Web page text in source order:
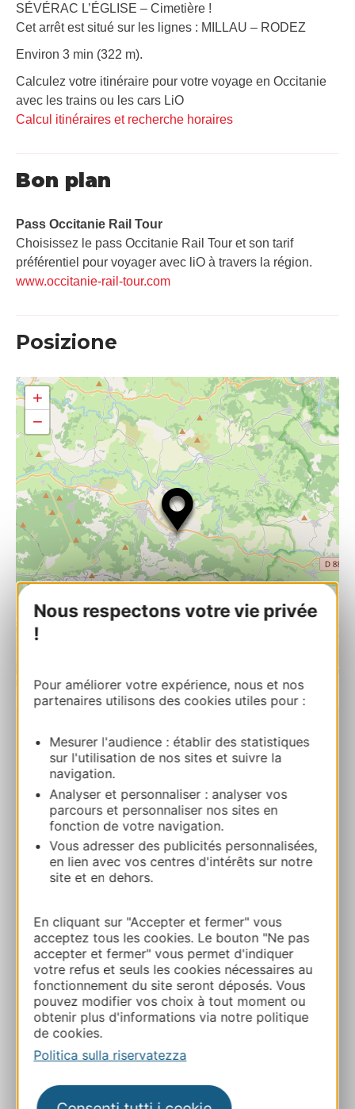
Nous respectons votre vie privée
!
Pour améliorer votre expérience, nous et nos
partenaires utilisons des cookies utiles pour :
Mesurer l'audience : établir des statistiques
sur l'utilisation de nos sites et suivre la
navigation.
Analyser et personnaliser : analyser vos
parcours et personnaliser nos sites en
fonction de votre navigation.
Vous adresser des publicités personnalisées,
en lien avec vos centres d'intérêts sur notre
site et en dehors.
En cliquant sur "Accepter et fermer" vous
acceptez tous les cookies. Le bouton "Ne pas
accepter et fermer" vous permet d'indiquer
votre refus et seuls les cookies nécessaires au
fonctionnement du site seront déposés. Vous
pouvez modifier vos choix à tout moment ou
obtenir plus d'informations via notre politique
de cookies.
Politica sulla riservatezza
SÉVÉRAC L’ÉGLISE – Cimetière !
Cet arrêt est situé sur les lignes : MILLAU – RODEZ
Environ 3 min (322 m).
Calculez votre itinéraire pour votre voyage en Occitanie
avec les trains ou les cars LiO
Calcul itinéraires et recherche horaires
Bon plan
Pass Occitanie Rail Tour​
Choisissez le pass Occitanie Rail Tour et son tarif
préférentiel pour voyager avec liO à travers la région.
www.occitanie-rail-tour.com
Posizione
+
−
Leaflet| Map data ©OpenStreetMap contributors
PRENOTARE
CAMPING YELLOH! VILLAGE LA
GRANGE DE MONTEILLAC
Sévérac-l’Église 12310 LAISSAC
Calcola il tuo percorso
+33565702100
+33565702101
E-mail